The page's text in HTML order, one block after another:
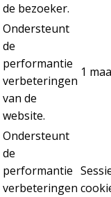
de bezoeker.
Ondersteunt
de
performantie
verbeteringen
van de
website.
1
Ondersteunt
de
performantie
verbeteringen